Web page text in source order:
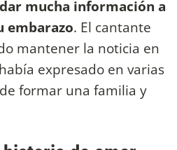
mucha información a
embarazo. El cantante
mantener la noticia en
expresado en varias
formar una familia y